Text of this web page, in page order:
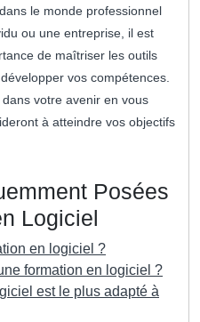
le monde professionnel
ou une entreprise, il est
de maîtriser les outils
vos compétences.
votre avenir en vous
à atteindre vos objectifs
Posées
Logiciel
en logiciel ?
formation en logiciel ?
est le plus adapté à